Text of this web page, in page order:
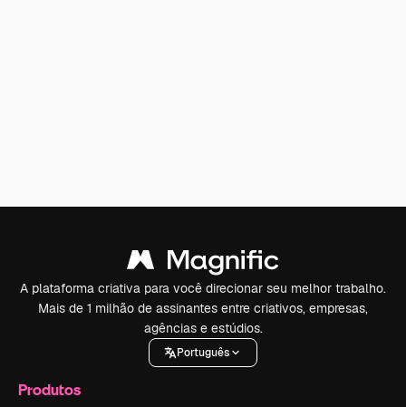
A plataforma criativa para você direcionar seu melhor trabalho.
Mais de 1 milhão de assinantes entre criativos, empresas,
agências e estúdios.
Português
Produtos